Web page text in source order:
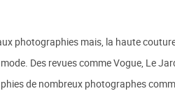
photographies mais, la haute
Des revues comme Vogue, Le
de nombreux photographes